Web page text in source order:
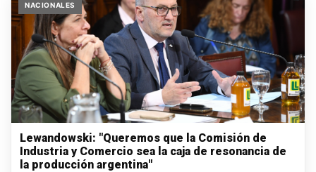
NACIONALES
Lewandowski: "Queremos que la Comisión de
Industria y Comercio sea la caja de resonancia de
la producción argentina"